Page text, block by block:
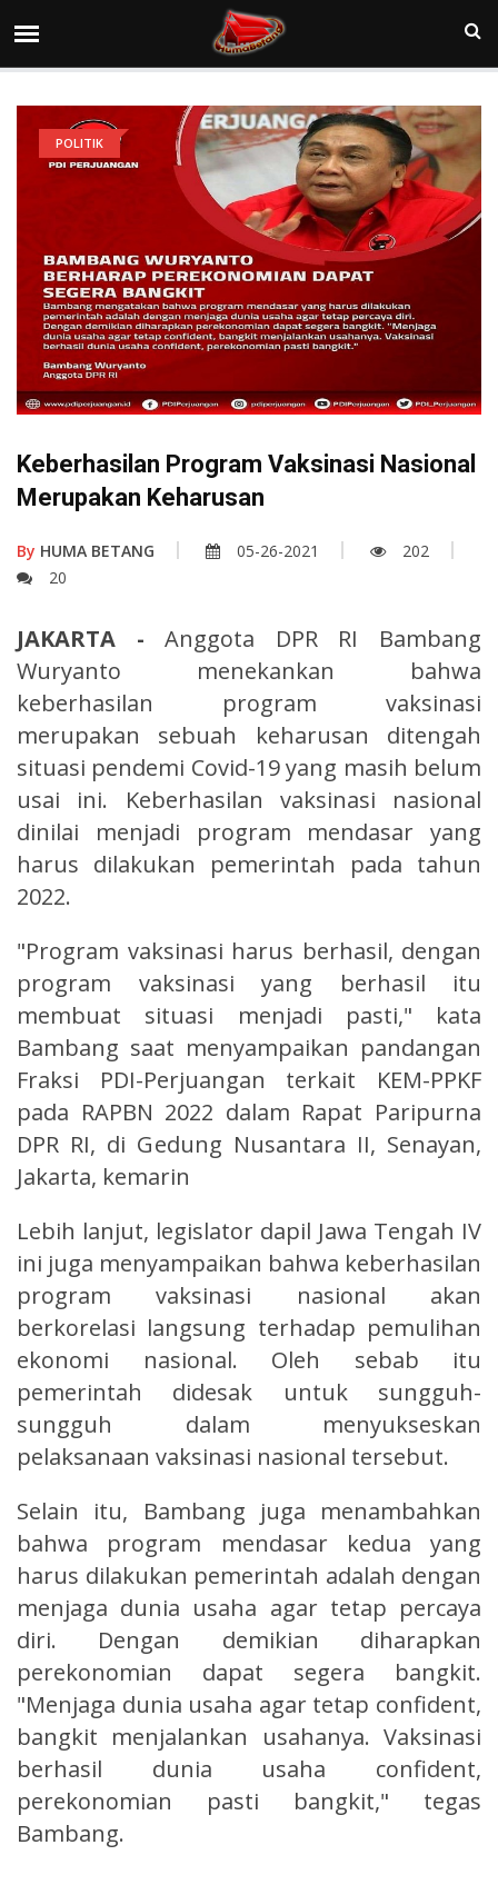
POLITIK
Keberhasilan Program Vaksinasi Nasional
Merupakan Keharusan
By HUMA BETANG 05-26-2021
202
20
JAKARTA -Anggota DPR RI Bambang
Wuryanto menekankan bahwa
keberhasilan program vaksinasi
merupakan sebuah keharusan ditengah
situasi pendemi Covid-19 yang masih belum
usai ini. Keberhasilan vaksinasi nasional
dinilai menjadi program mendasar yang
harus dilakukan pemerintah pada tahun
2022.
"Program vaksinasi harus berhasil, dengan
program vaksinasi yang berhasil itu
membuat situasi menjadi pasti," kata
Bambang saat menyampaikan pandangan
Fraksi PDI-Perjuangan terkait KEM-PPKF
pada RAPBN 2022 dalam Rapat Paripurna
DPR RI, di Gedung Nusantara II, Senayan,
Jakarta, kemarin
Lebih lanjut, legislator dapil Jawa Tengah IV
ini juga menyampaikan bahwa keberhasilan
program vaksinasi nasional akan
berkorelasi langsung terhadap pemulihan
ekonomi nasional. Oleh sebab itu
pemerintah didesak untuk sungguh-
sungguh dalam menyukseskan
pelaksanaan vaksinasi nasional tersebut.
Selain itu, Bambang juga menambahkan
bahwa program mendasar kedua yang
harus dilakukan pemerintah adalah dengan
menjaga dunia usaha agar tetap percaya
diri. Dengan demikian diharapkan
perekonomian dapat segera bangkit.
"Menjaga dunia usaha agar tetap confident,
bangkit menjalankan usahanya. Vaksinasi
berhasil dunia usaha confident,
perekonomian pasti bangkit," tegas
Bambang.